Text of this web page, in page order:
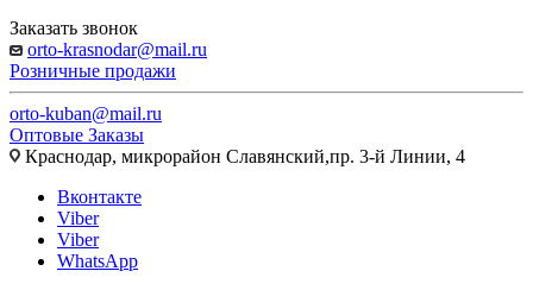
Заказать звонок
orto-krasnodar@mail.ru
Розничные продажи
orto-kuban@mail.ru
Оптовые Заказы
Краснодар, микрорайон Славянский,пр. 3-й Линии, 4
Вконтакте
Viber
Viber
WhatsApp